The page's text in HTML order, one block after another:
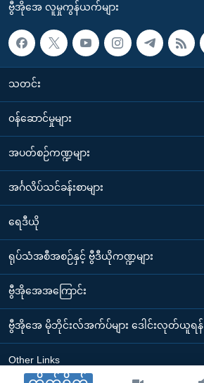
ဗွီအိုအေ လူမှုကွန်ယက်များ
သတင်း
၀န်ဆောင်မှုများ
အပတ်စဉ်ကဏ္ဍများ
အင်္ဂလိပ်သင်ခန်းစာများ
ရေဒီယို
ရုပ်သံအစီအစဉ်နှင့် ဗွီဒီယိုကဏ္ဍများ
ဗွီအိုအေအကြောင်း
ဗွီအိုအေ မိုဘိုင်းလ်အက်ပ်များ ဒေါင်းလုတ်ယူရန်
Other Links